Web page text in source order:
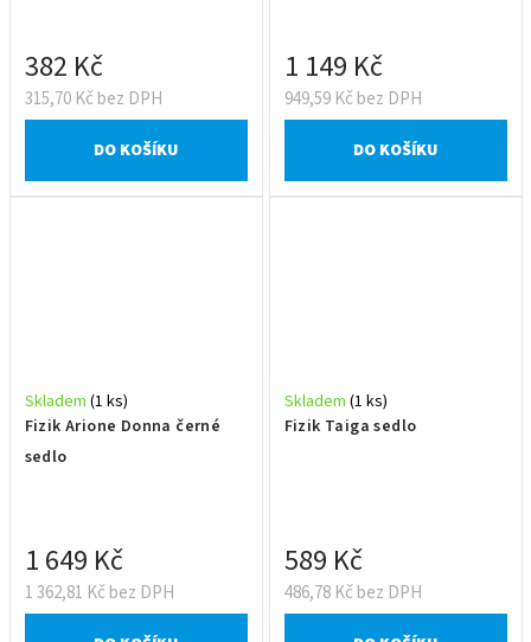
315,70 Kč bez DPH
382 Kč
DO KOŠÍKU
949,59 Kč bez DPH
1 149 Kč
DO KOŠÍKU
Fizik Arione Donna černé
sedlo
Skladem (1 ks)
1 362,81 Kč bez DPH
1 649 Kč
Fizik Taiga sedlo
Skladem (1 ks)
486,78 Kč bez DPH
589 Kč